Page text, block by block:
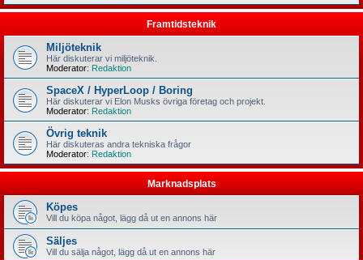
Framtidsteknik
Miljöteknik
Här diskuterar vi miljöteknik.
Moderator: Redaktion
SpaceX / HyperLoop / Boring
Här diskuterar vi Elon Musks övriga företag och projekt.
Moderator: Redaktion
Övrig teknik
Här diskuteras andra tekniska frågor
Moderator: Redaktion
Marknadsplats
Köpes
Vill du köpa något, lägg då ut en annons här
Säljes
Vill du sälja något, lägg då ut en annons här